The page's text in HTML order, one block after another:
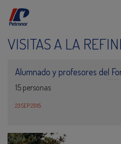
VISITAS A LA
Alumnado y profesores del
15 personas
23 SEP 2015